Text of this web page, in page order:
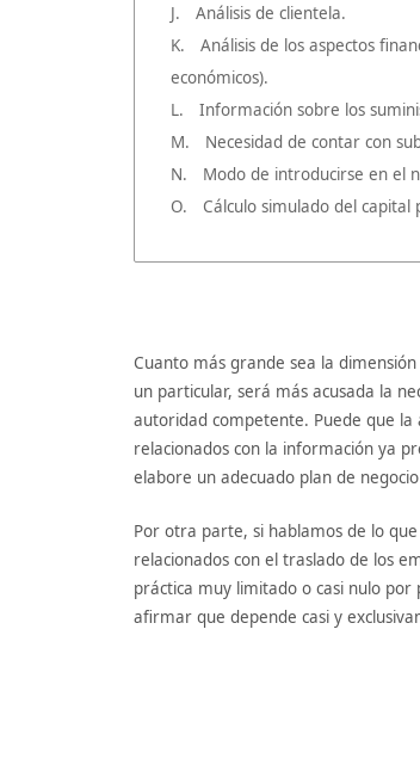
J. Análisis de clientela.
K. Análisis de los aspectos
económicos).
L. Información sobre los
M. Necesidad de contar con
N. Modo de introducirse en el
O. Cálculo simulado del capital
Cuanto más grande sea la
un particular, será más acusada la
autoridad competente. Puede que
relacionados con la información ya
elabore un adecuado plan de
Por otra parte, si hablamos de lo
relacionados con el traslado de los
práctica muy limitado o casi nulo
afirmar que depende casi y